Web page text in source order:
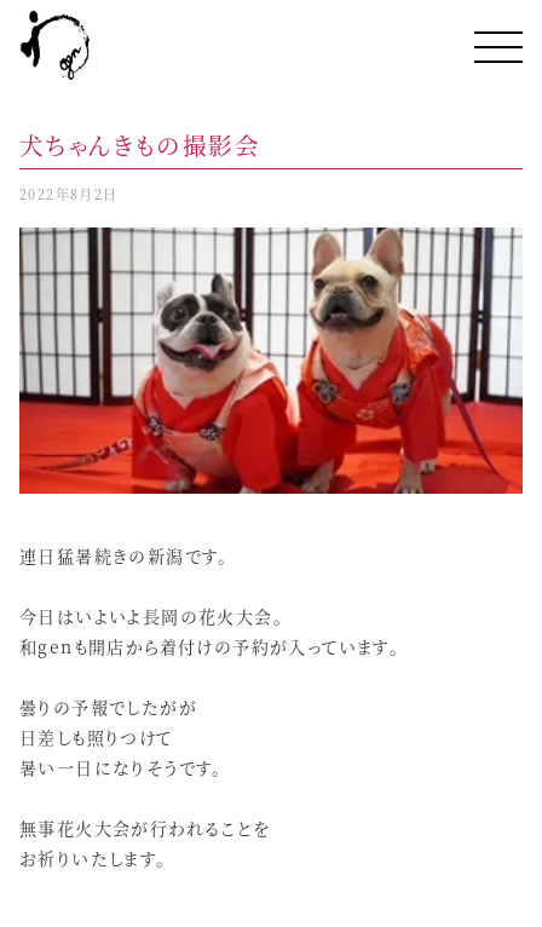
犬ちゃんきもの撮影会
2022年8月2日
連日猛暑続きの新潟です。
今日はいよいよ長岡の花火大会。
和genも開店から着付けの予約が入っています。
曇りの予報でしたがが
日差しも照りつけて
暑い一日になりそうです。
無事花火大会が行われることを
お祈りいたします。